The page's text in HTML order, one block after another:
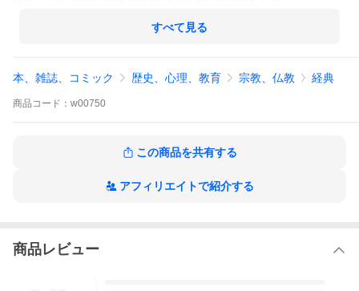
すべて見る
本、雑誌、コミック 歴史、心理、教育 宗教、仏教 経典
商品 コード： w00750
この商品を共有する
アフィリエイトで紹介する
商品レビュー